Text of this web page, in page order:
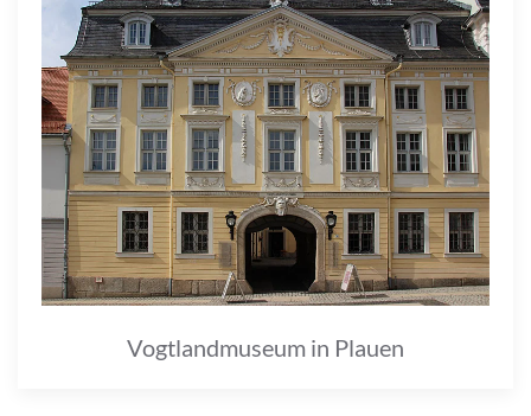
Vogtlandmuseum in Plauen